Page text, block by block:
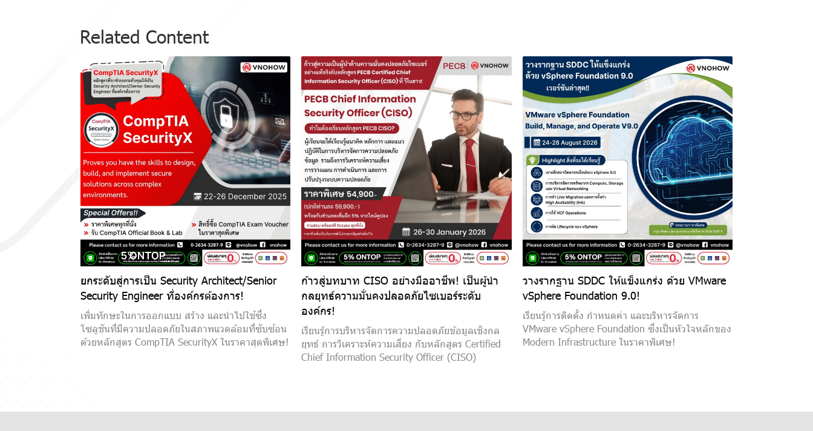
Related Content
ยกระดับสู่การเป็น Security Architect/Senior
Security Engineer ที่องค์กรต้องการ!
เพิ่มทักษะในการออกแบบ สร้าง และนำไปใช้ซึ่ง
โซลูชันที่มีความปลอดภัยในสภาพแวดล้อมที่ซับซ้อน
ด้วยหลักสูตร CompTIA SecurityX ในราคาสุดพิเศษ!
ก้าวสู่บทบาท CISO อย่างมืออาชีพ! เป็นผู้นำ
กลยุทธ์ความมั่นคงปลอดภัยไซเบอร์ระดับ
องค์กร!
เรียนรู้การบริหารจัดการความปลอดภัยข้อมูลเชิงกล
ยุทธ์ การวิเคราะห์ความเสี่ยง กับหลักสูตร Certified
Chief Information Security Officer (CISO)
วางรากฐาน SDDC ให้แข็งแกร่ง ด้วย VMware
vSphere Foundation 9.0!
เรียนรู้การติดตั้ง กำหนดค่า และบริหารจัดการ
VMware vSphere Foundation ซึ่งเป็นหัวใจหลักของ
Modern Infrastructure ในราคาพิเศษ!